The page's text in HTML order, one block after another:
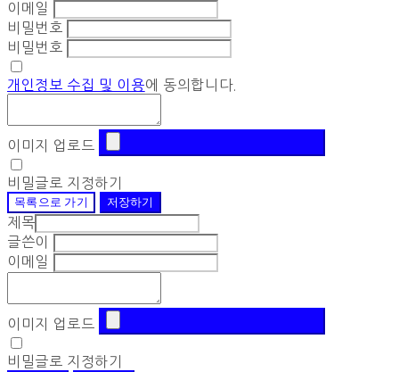
이메일
비밀번호
비밀번호
개인정보 수집 및 이용에 동의합니다.
이미지 업로드
비밀글로 지정하기
목록으로 가기
저장하기
제목
글쓴이
이메일
이미지 업로드
비밀글로 지정하기